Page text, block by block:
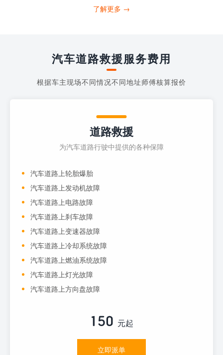
打4006363122请求送油人员来帮助你。
了解更多 →
汽车道路救援服务费用
根据车主现场不同情况不同地址师傅核算报价
道路救援
为汽车道路行驶中提供的各种保障
汽车道路上轮胎爆胎
汽车道路上发动机故障
汽车道路上电路故障
汽车道路上刹车故障
汽车道路上变速器故障
汽车道路上冷却系统故障
汽车道路上燃油系统故障
汽车道路上灯光故障
汽车道路上方向盘故障
150 元起
立即派单